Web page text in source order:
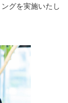
グを実施いたし